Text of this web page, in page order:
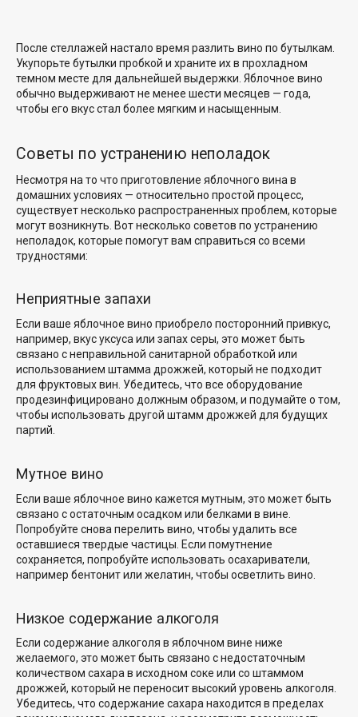
После стеллажей настало время разлить вино по бутылкам.
Укупорьте бутылки пробкой и храните их в прохладном
темном месте для дальнейшей выдержки. Яблочное вино
обычно выдерживают не менее шести месяцев — года,
чтобы его вкус стал более мягким и насыщенным.
Советы по устранению неполадок
Несмотря на то что приготовление яблочного вина в
домашних условиях — относительно простой процесс,
существует несколько распространенных проблем, которые
могут возникнуть. Вот несколько советов по устранению
неполадок, которые помогут вам справиться со всеми
трудностями:
Неприятные запахи
Если ваше яблочное вино приобрело посторонний привкус,
например, вкус уксуса или запах серы, это может быть
связано с неправильной санитарной обработкой или
использованием штамма дрожжей, который не подходит
для фруктовых вин. Убедитесь, что все оборудование
продезинфицировано должным образом, и подумайте о том,
чтобы использовать другой штамм дрожжей для будущих
партий.
Мутное вино
Если ваше яблочное вино кажется мутным, это может быть
связано с остаточным осадком или белками в вине.
Попробуйте снова перелить вино, чтобы удалить все
оставшиеся твердые частицы. Если помутнение
сохраняется, попробуйте использовать осахариватели,
например бентонит или желатин, чтобы осветлить вино.
Низкое содержание алкоголя
Если содержание алкоголя в яблочном вине ниже
желаемого, это может быть связано с недостаточным
количеством сахара в исходном соке или со штаммом
дрожжей, который не переносит высокий уровень алкоголя.
Убедитесь, что содержание сахара находится в пределах